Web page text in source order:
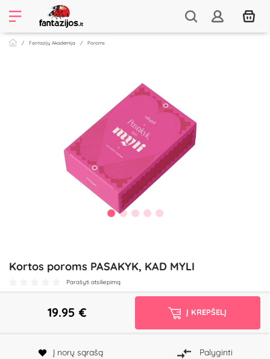
Fantazijų Akademija Poroms
Kortos poroms PASAKYK, KAD MYLI
Parašyti atsiliepimą
19.95 € Į KREPŠELĮ
Į norų sąrašą Palyginti